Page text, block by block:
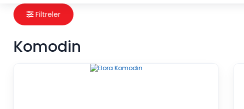
Filtreler
Komodin